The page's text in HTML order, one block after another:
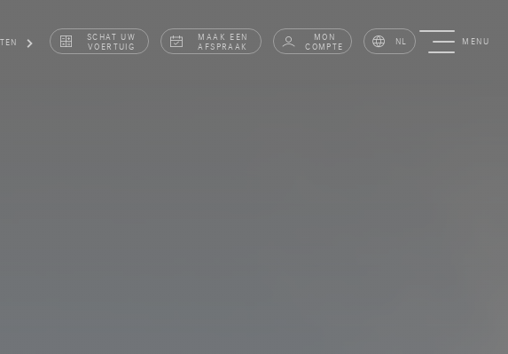
SCHAT UW
VOERTUIG
MAAK EEN
AFSPRAAK
MON
COMPTE NL MENU